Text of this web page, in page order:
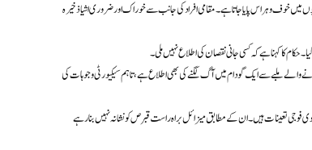
و ہراس پایا جاتا ہے۔ مقامی افراد کی جانب سے خوراک اور ضروری اشیا ذخیرہ
کا کہنا ہے کہ کسی جانی نقصان کی اطلاع نہیں ملی۔
والے ملبے سے ایک گودام میں آگ لگنے کی بھی اطلاع ہے، تاہم سیکیورٹی وجوہات کی
فوجی تعینات ہیں۔ ان کے مطابق میزائل براہ راست قبرص کو نشانہ نہیں بنا رہے